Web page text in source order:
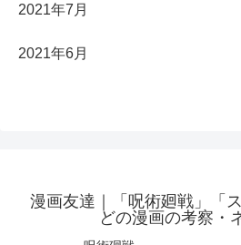
2021年7月
2021年6月
漫画友達｜「呪術廻戦」「
どの漫画の考察・